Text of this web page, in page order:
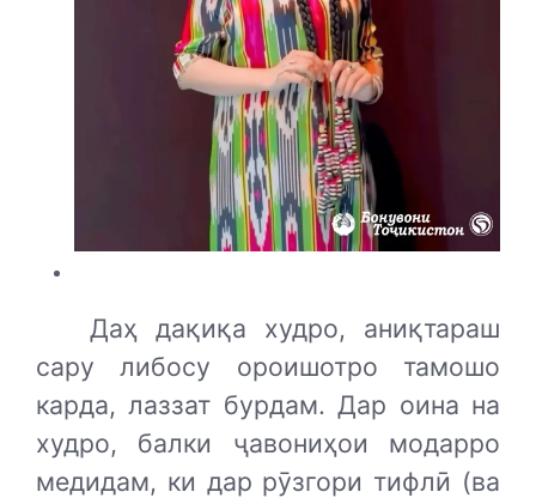
Даҳ дақиқа худро, аниқтараш
сару либосу ороишотро тамошо
карда, лаззат бурдам. Дар оина на
худро, балки ҷавониҳои модарро
медидам, ки дар рӯзгори тифлӣ (ва